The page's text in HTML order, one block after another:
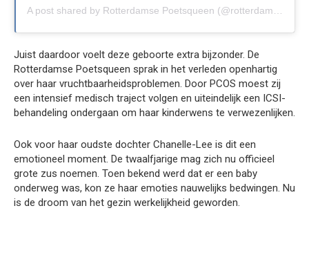
Juist daardoor voelt deze geboorte extra bijzonder. De
Rotterdamse Poetsqueen sprak in het verleden openhartig
over haar vruchtbaarheidsproblemen. Door PCOS moest zij
een intensief medisch traject volgen en uiteindelijk een ICSI-
behandeling ondergaan om haar kinderwens te verwezenlijken.
Ook voor haar oudste dochter Chanelle-Lee is dit een
emotioneel moment. De twaalfjarige mag zich nu officieel
grote zus noemen. Toen bekend werd dat er een baby
onderweg was, kon ze haar emoties nauwelijks bedwingen. Nu
is de droom van het gezin werkelijkheid geworden.